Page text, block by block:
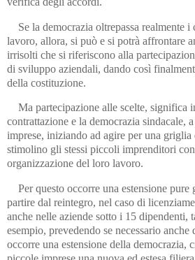
Se la democrazia oltrepassa realmente
lavoro, allora, si può e si potrà affrontare
irrisolti che si riferiscono alla
di sviluppo aziendali, dando così
della costituzione.
Ma partecipazione alle scelte, significa
contrattazione e la democrazia sindacale,
imprese, iniziando ad agire per una
stimolino gli stessi piccoli imprenditori
organizzazione del loro lavoro.
Per questo occorre una estensione pure
partire dal reintegro, nel caso di
anche nelle aziende sotto i 15 dipendenti,
esempio, prevedendo se necessario
occorre una estensione della democrazia,